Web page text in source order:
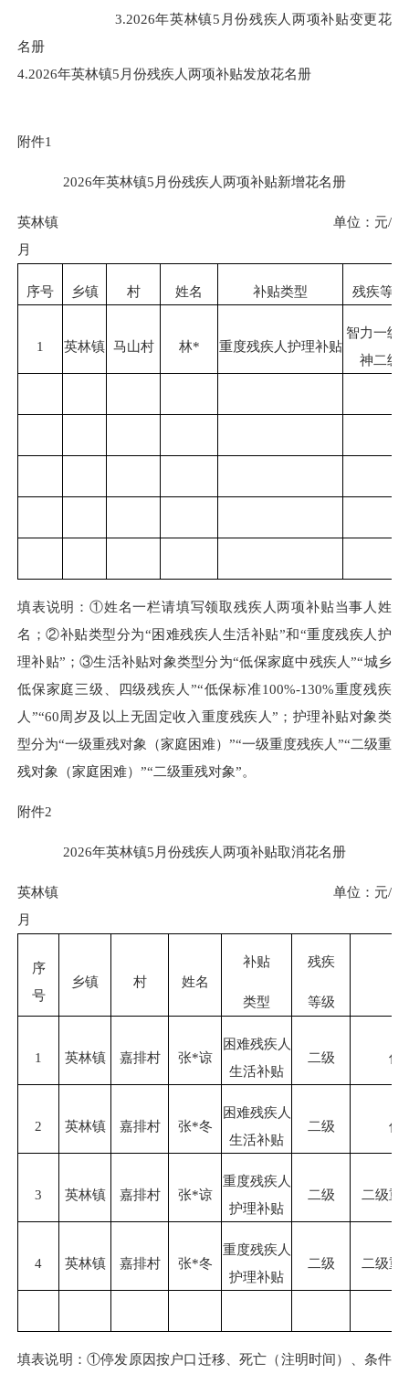
3.2026年英林镇5 月份残疾人两项补贴变更花
名册
4.2026年英林镇5 月份残疾人两项补贴发放花名册
附件1
2026年英林镇5 月份残疾人两项补贴新增花名册
英林镇 单位：元/
月
序号 乡镇 村 姓名 补贴类型 残疾等级
1 英林镇 马山村 林* 重度残疾人护理补贴
智力一级
神二级
填表说明： ①姓名一栏请填写领取残疾人两项补贴当事人姓
名；②补贴类型分为“困难残疾人生活补贴”和“重度残疾人护
理补贴”；③生活补贴对象类型分为“低保家庭中残疾人”“城乡
低保家庭三级、四级残疾人”“低保标准100%-130%重度残疾
人”“60周岁及以上无固定收入重度残疾人”；护理补贴对象类
型分为“一级重残对象（家庭困难）”“一级重度残疾人”“二级重
残对象（家庭困难）”“二级重残对象”。
附件2
2026年英林镇5 月份残疾人两项补贴取消花名册
英林镇 单位：元/
月
序
号
乡镇 村 姓名
补贴
类型
残疾
等级
1 英林镇 嘉排村 张*谅
困难残疾人
生活补贴
二级 低
2 英林镇 嘉排村 张*冬
困难残疾人
生活补贴
二级 低
3 英林镇 嘉排村 张*谅
重度残疾人
护理补贴
二级 二级重
4 英林镇 嘉排村 张*冬
重度残疾人
护理补贴
二级 二级重
填表说明： ①停发原因按户口迁移、死亡（注明时间）、条件